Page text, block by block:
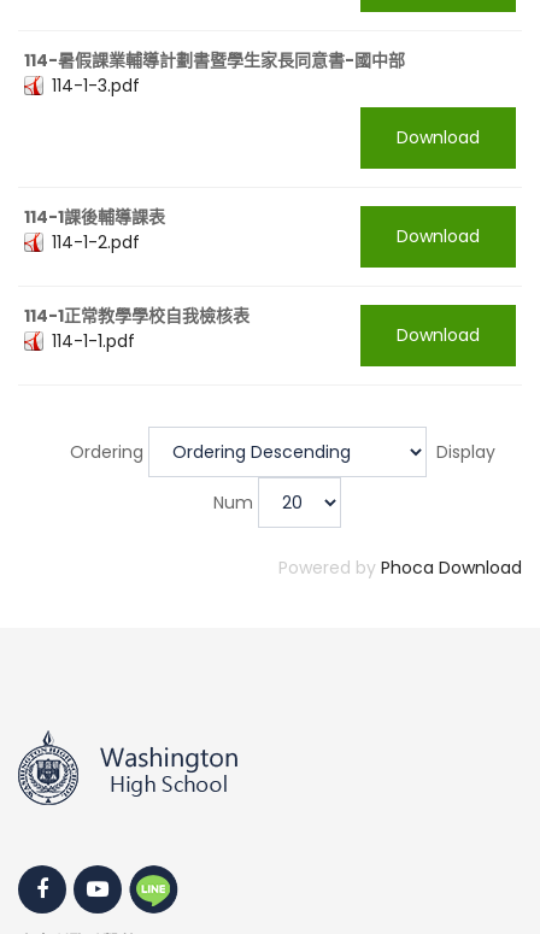
114-暑假課業輔導計劃書暨學生家長同意書-國中部
114-1-3.pdf
Download
114-1課後輔導課表
114-1-2.pdf
Download
114-1正常教學學校自我檢核表
114-1-1.pdf
Download
Ordering Display
Num
Powered by Phoca Download